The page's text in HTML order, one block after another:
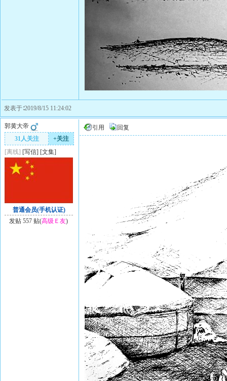
发表于∶2019/8/15 11:24:02
郭黄大帝
31人关注
+关注
[离线] [写信] [文集]
普通会员(手机认证)
发贴 557 贴(高级Ｅ友)
引用 回复